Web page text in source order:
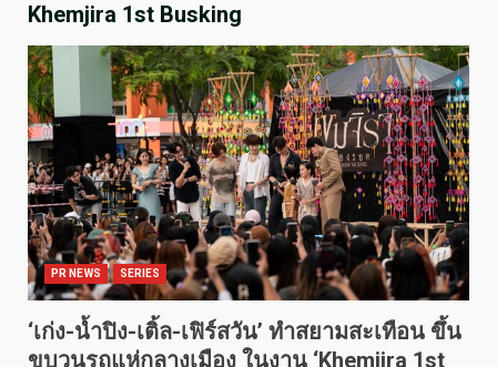
Khemjira 1st Busking
PR NEWS SERIES
‘เก่ง-น้ำปิง-เติ้ล-เฟิร์สวัน’ ทำสยามสะเทือน ขึ้น
ขบวนรถแห่กลางเมือง ในงาน ‘Khemjira 1st